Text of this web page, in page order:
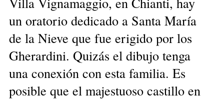
un oratorio dedicado a Santa María
de la Nieve que fue erigido por los
Gherardini. Quizás el dibujo tenga
una conexión con esta familia. Es
posible que el majestuoso castillo en